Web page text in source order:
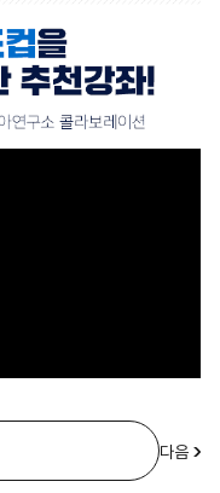
다음